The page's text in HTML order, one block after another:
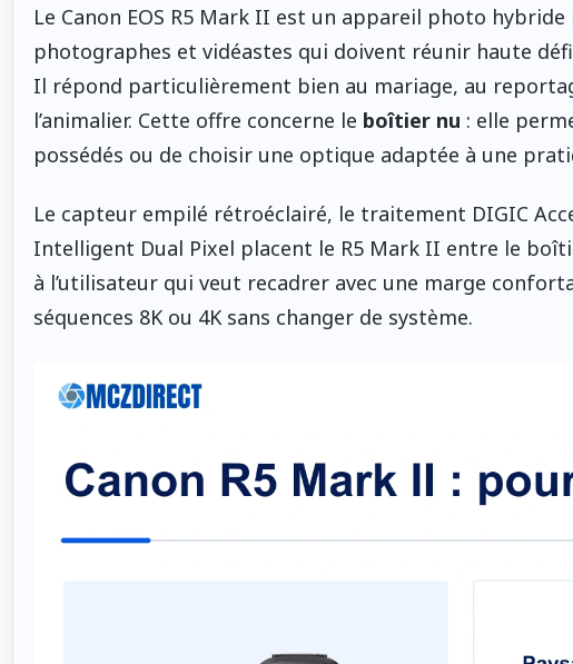
Le Canon EOS R5 Mark II est un appareil photo
photographes et vidéastes qui doivent réunir haute
Il répond particulièrement bien au mariage, au
l’animalier. Cette offre concerne le boîtier nu : elle
possédés ou de choisir une optique adaptée à une
Le capteur empilé rétroéclairé, le traitement DIGIC
Intelligent Dual Pixel placent le R5 Mark II entre le
à l’utilisateur qui veut recadrer avec une marge
séquences 8K ou 4K sans changer de système.